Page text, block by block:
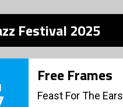
Festival 2025
Free Frames
Feast For The Ears